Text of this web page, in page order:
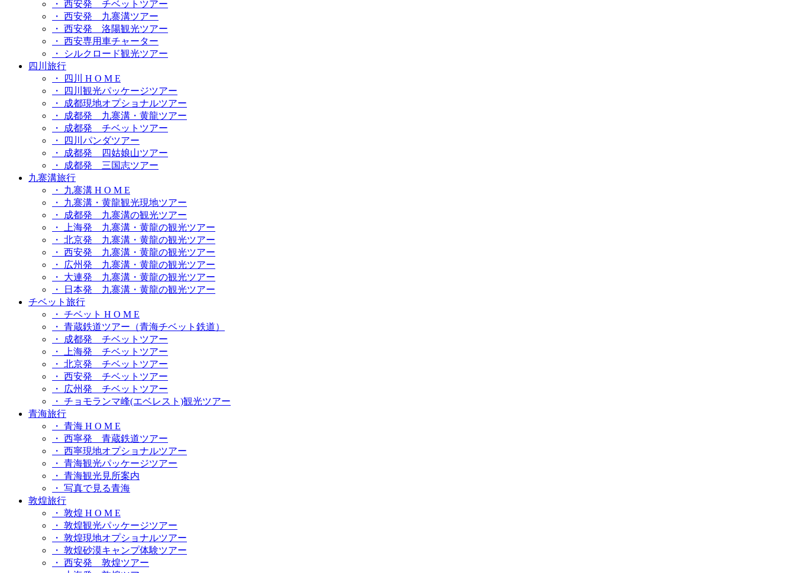
・ 西安発 チベットツアー
・ 西安発 九寨溝ツアー
・ 西安発 洛陽観光ツアー
・ 西安専用車チャーター
・ シルクロード観光ツアー
四川旅行
・ 四川 H O M E
・ 四川観光パッケージツアー
・ 成都現地オプショナルツアー
・ 成都発 九寨溝・黄龍ツアー
・ 成都発 チベットツアー
・ 四川パンダツアー
・ 成都発 四姑娘山ツアー
・ 成都発 三国志ツアー
九寨溝旅行
・ 九寨溝 H O M E
・ 九寨溝・黄龍観光現地ツアー
・ 成都発 九寨溝の観光ツアー
・ 上海発 九寨溝・黄龍の観光ツアー
・ 北京発 九寨溝・黄龍の観光ツアー
・ 西安発 九寨溝・黄龍の観光ツアー
・ 広州発 九寨溝・黄龍の観光ツアー
・ 大連発 九寨溝・黄龍の観光ツアー
・ 日本発 九寨溝・黄龍の観光ツアー
チベット旅行
・ チベット H O M E
・ 青蔵鉄道ツアー（青海チベット鉄道）
・ 成都発 チベットツアー
・ 上海発 チベットツアー
・ 北京発 チベットツアー
・ 西安発 チベットツアー
・ 広州発 チベットツアー
・ チョモランマ峰(エベレスト)観光ツアー
青海旅行
・ 青海 H O M E
・ 西寧発 青蔵鉄道ツアー
・ 西寧現地オプショナルツアー
・ 青海観光パッケージツアー
・ 青海観光見所案内
・ 写真で見る青海
敦煌旅行
・ 敦煌 H O M E
・ 敦煌観光パッケージツアー
・ 敦煌現地オプショナルツアー
・ 敦煌砂漠キャンプ体験ツアー
・ 西安発 敦煌ツアー